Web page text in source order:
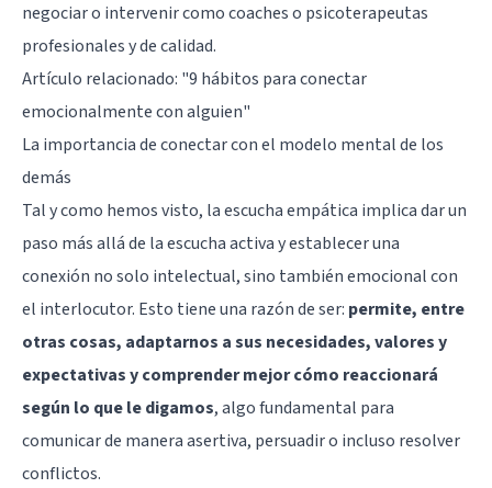
negociar o intervenir como coaches o psicoterapeutas
profesionales y de calidad.
Artículo relacionado: "9 hábitos para conectar
emocionalmente con alguien"
La importancia de conectar con el modelo mental de los
demás
Tal y como hemos visto, la escucha empática implica dar un
paso más allá de la escucha activa y establecer una
conexión no solo intelectual, sino también emocional con
el interlocutor. Esto tiene una razón de ser: permite, entre
otras cosas, adaptarnos a sus necesidades, valores y
expectativas y comprender mejor cómo reaccionará
según lo que le digamos, algo fundamental para
comunicar de manera asertiva, persuadir o incluso resolver
conflictos.